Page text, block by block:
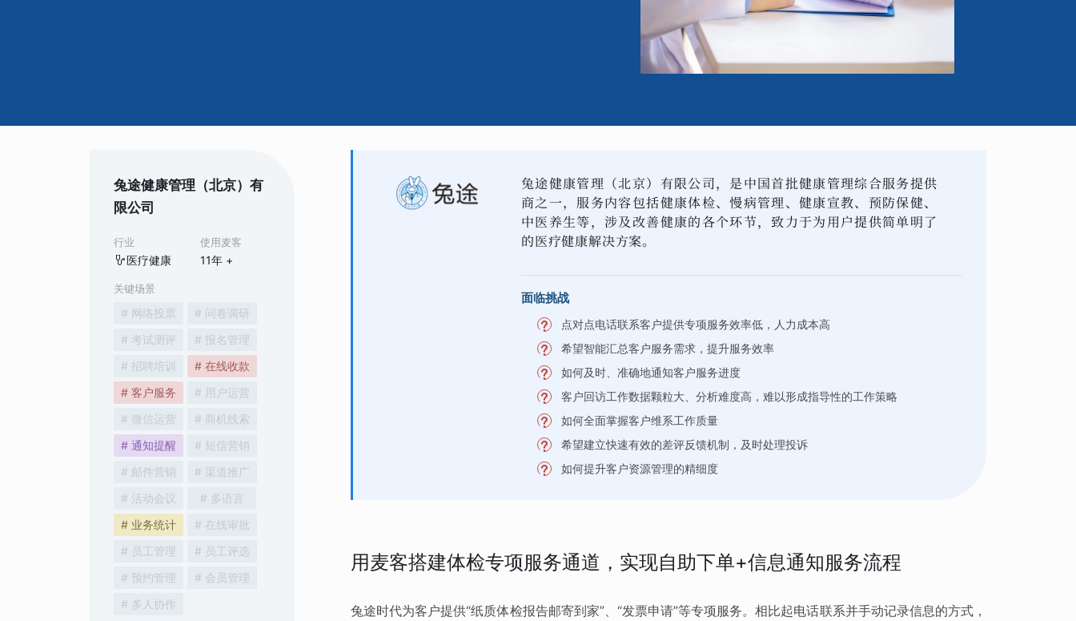
兔途健康管理（北京）有
限公司
行业
医疗健康
使用麦客
11年 +
关键场景
# 网络投票
# 问卷调研
# 考试测评
# 报名管理
# 招聘培训
# 在线收款
# 客户服务
# 用户运营
# 微信运营
# 商机线索
# 通知提醒
# 短信营销
# 邮件营销
# 渠道推广
# 活动会议
# 多语言
# 业务统计
# 在线审批
# 员工管理
# 员工评选
# 预约管理
# 会员管理
# 多人协作
兔途健康管理（北京）有限公司，是中国首批健康管理综合服务提供
商之一，服务内容包括健康体检、慢病管理、健康宣教、预防保健、
中医养生等，涉及改善健康的各个环节，致力于为用户提供简单明了
的医疗健康解决方案。
面临挑战
点对点电话联系客户提供专项服务效率低，人力成本高
希望智能汇总客户服务需求，提升服务效率
如何及时、准确地通知客户服务进度
客户回访工作数据颗粒大、分析难度高，难以形成指导性的工作策略
如何全面掌握客户维系工作质量
希望建立快速有效的差评反馈机制，及时处理投诉
如何提升客户资源管理的精细度
用麦客搭建体检专项服务通道，实现自助下单+信息通知服务流程
兔途时代为客户提供“纸质体检报告邮寄到家”、“发票申请”等专项服务。相比起电话联系并手动记录信息的方式，